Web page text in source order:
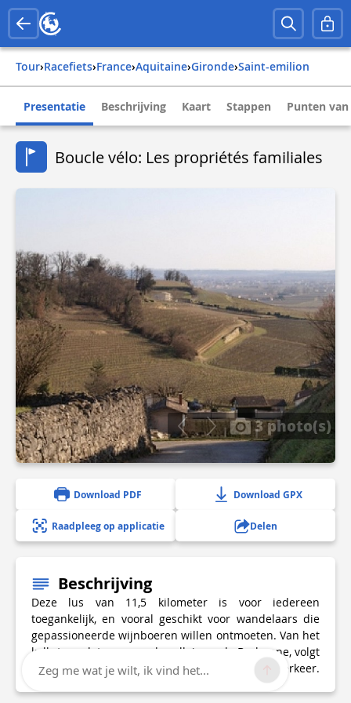
Tour› Racefiets› france› aquitaine› gironde› saint-emilion
Presentatie Beschrijving Kaart Stappen Punten
Boucle vélo: Les propriétés familiales
3 photo(s)
Download PDF Download GPX
Raadpleeg op applicatie Delen
Beschrijving
Deze lus van 11,5 kilometer is voor iedereen
toegankelijk, en vooral geschikt voor wandelaars die
gepassioneerde wijnboeren willen ontmoeten. Van het
kalksteenplateau naar de vallei van de Barbanne, volgt
u de wegen door de wijngaarden, weg van het verkeer.
Zeg me wat je wilt, ik vind het...